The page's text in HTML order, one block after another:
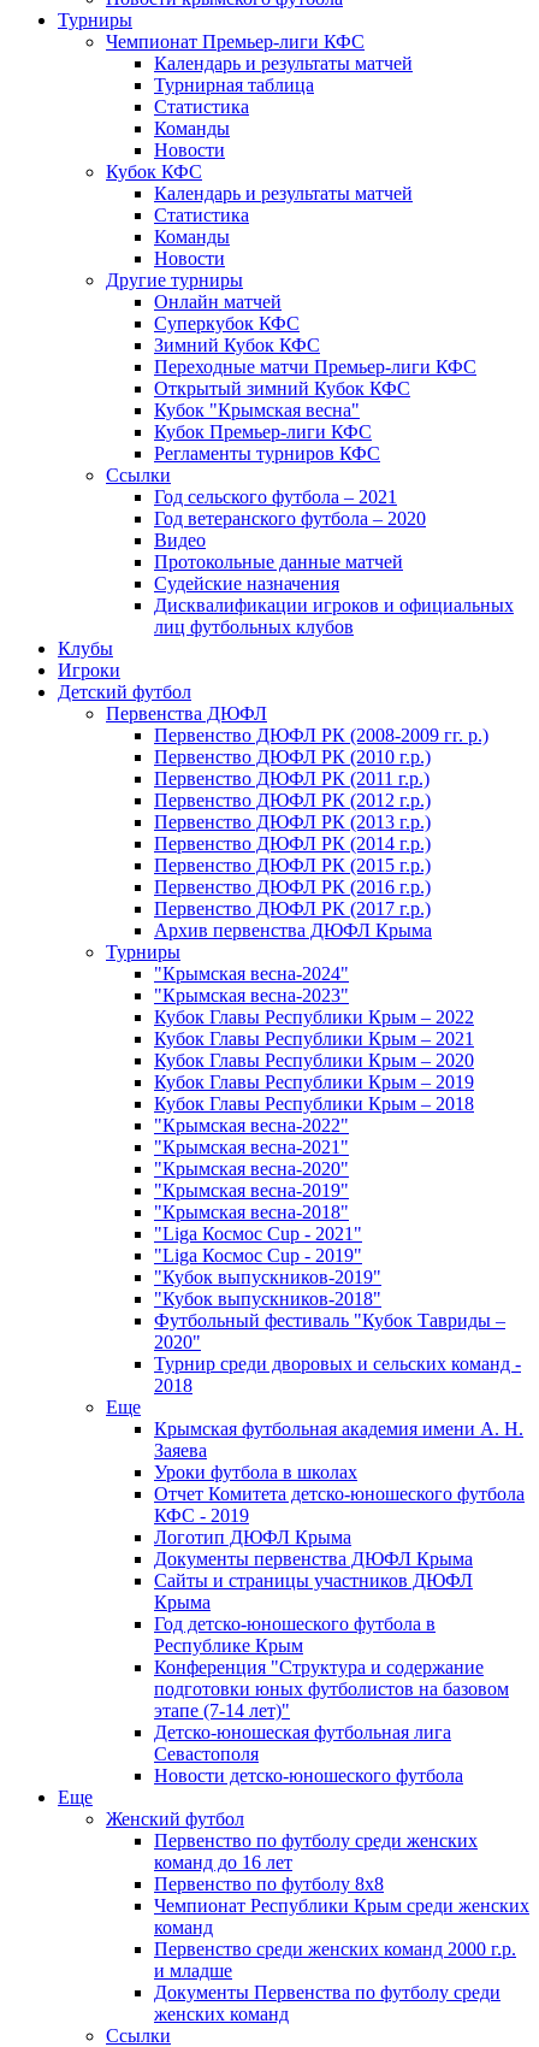
Турниры
Чемпионат Премьер-лиги КФС
Календарь и результаты матчей
Турнирная таблица
Статистика
Команды
Новости
Кубок КФС
Календарь и результаты матчей
Статистика
Команды
Новости
Другие турниры
Онлайн матчей
Суперкубок КФС
Зимний Кубок КФС
Переходные матчи Премьер-лиги КФС
Открытый зимний Кубок КФС
Кубок "Крымская весна"
Кубок Премьер-лиги КФС
Регламенты турниров КФС
Ссылки
Год сельского футбола – 2021
Год ветеранского футбола – 2020
Видео
Протокольные данные матчей
Судейские назначения
Дисквалификации игроков и официальных
лиц футбольных клубов
Клубы
Игроки
Детский футбол
Первенства ДЮФЛ
Первенство ДЮФЛ РК (2008-2009 гг. р.)
Первенство ДЮФЛ РК (2010 г.р.)
Первенство ДЮФЛ РК (2011 г.р.)
Первенство ДЮФЛ РК (2012 г.р.)
Первенство ДЮФЛ РК (2013 г.р.)
Первенство ДЮФЛ РК (2014 г.р.)
Первенство ДЮФЛ РК (2015 г.р.)
Первенство ДЮФЛ РК (2016 г.р.)
Первенство ДЮФЛ РК (2017 г.р.)
Архив первенства ДЮФЛ Крыма
Турниры
"Крымская весна-2024"
"Крымская весна-2023"
Кубок Главы Республики Крым – 2022
Кубок Главы Республики Крым – 2021
Кубок Главы Республики Крым – 2020
Кубок Главы Республики Крым – 2019
Кубок Главы Республики Крым – 2018
"Крымская весна-2022"
"Крымская весна-2021"
"Крымская весна-2020"
"Крымская весна-2019"
"Крымская весна-2018"
"Liga Космос Cup - 2021"
"Liga Космос Cup - 2019"
"Кубок выпускников-2019"
"Кубок выпускников-2018"
Футбольный фестиваль "Кубок Тавриды –
2020"
Турнир среди дворовых и сельских команд -
2018
Еще
Крымская футбольная академия имени А. Н.
Заяева
Уроки футбола в школах
Отчет Комитета детско-юношеского футбола
КФС - 2019
Логотип ДЮФЛ Крыма
Документы первенства ДЮФЛ Крыма
Сайты и страницы участников ДЮФЛ
Крыма
Год детско-юношеского футбола в
Республике Крым
Конференция "Структура и содержание
подготовки юных футболистов на базовом
этапе (7-14 лет)"
Детско-юношеская футбольная лига
Севастополя
Новости детско-юношеского футбола
Еще
Женский футбол
Первенство по футболу среди женских
команд до 16 лет
Первенство по футболу 8х8
Чемпионат Республики Крым среди женских
команд
Первенство среди женских команд 2000 г.р.
и младше
Документы Первенства по футболу среди
женских команд
Ссылки